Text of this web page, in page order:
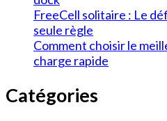
FreeCell solitaire : Le
seule règle
Comment choisir le
charge rapide
Catégories